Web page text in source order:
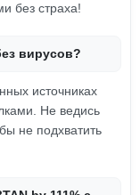
без страха!
вирусов?
источниках
Не ведись
не подхватить